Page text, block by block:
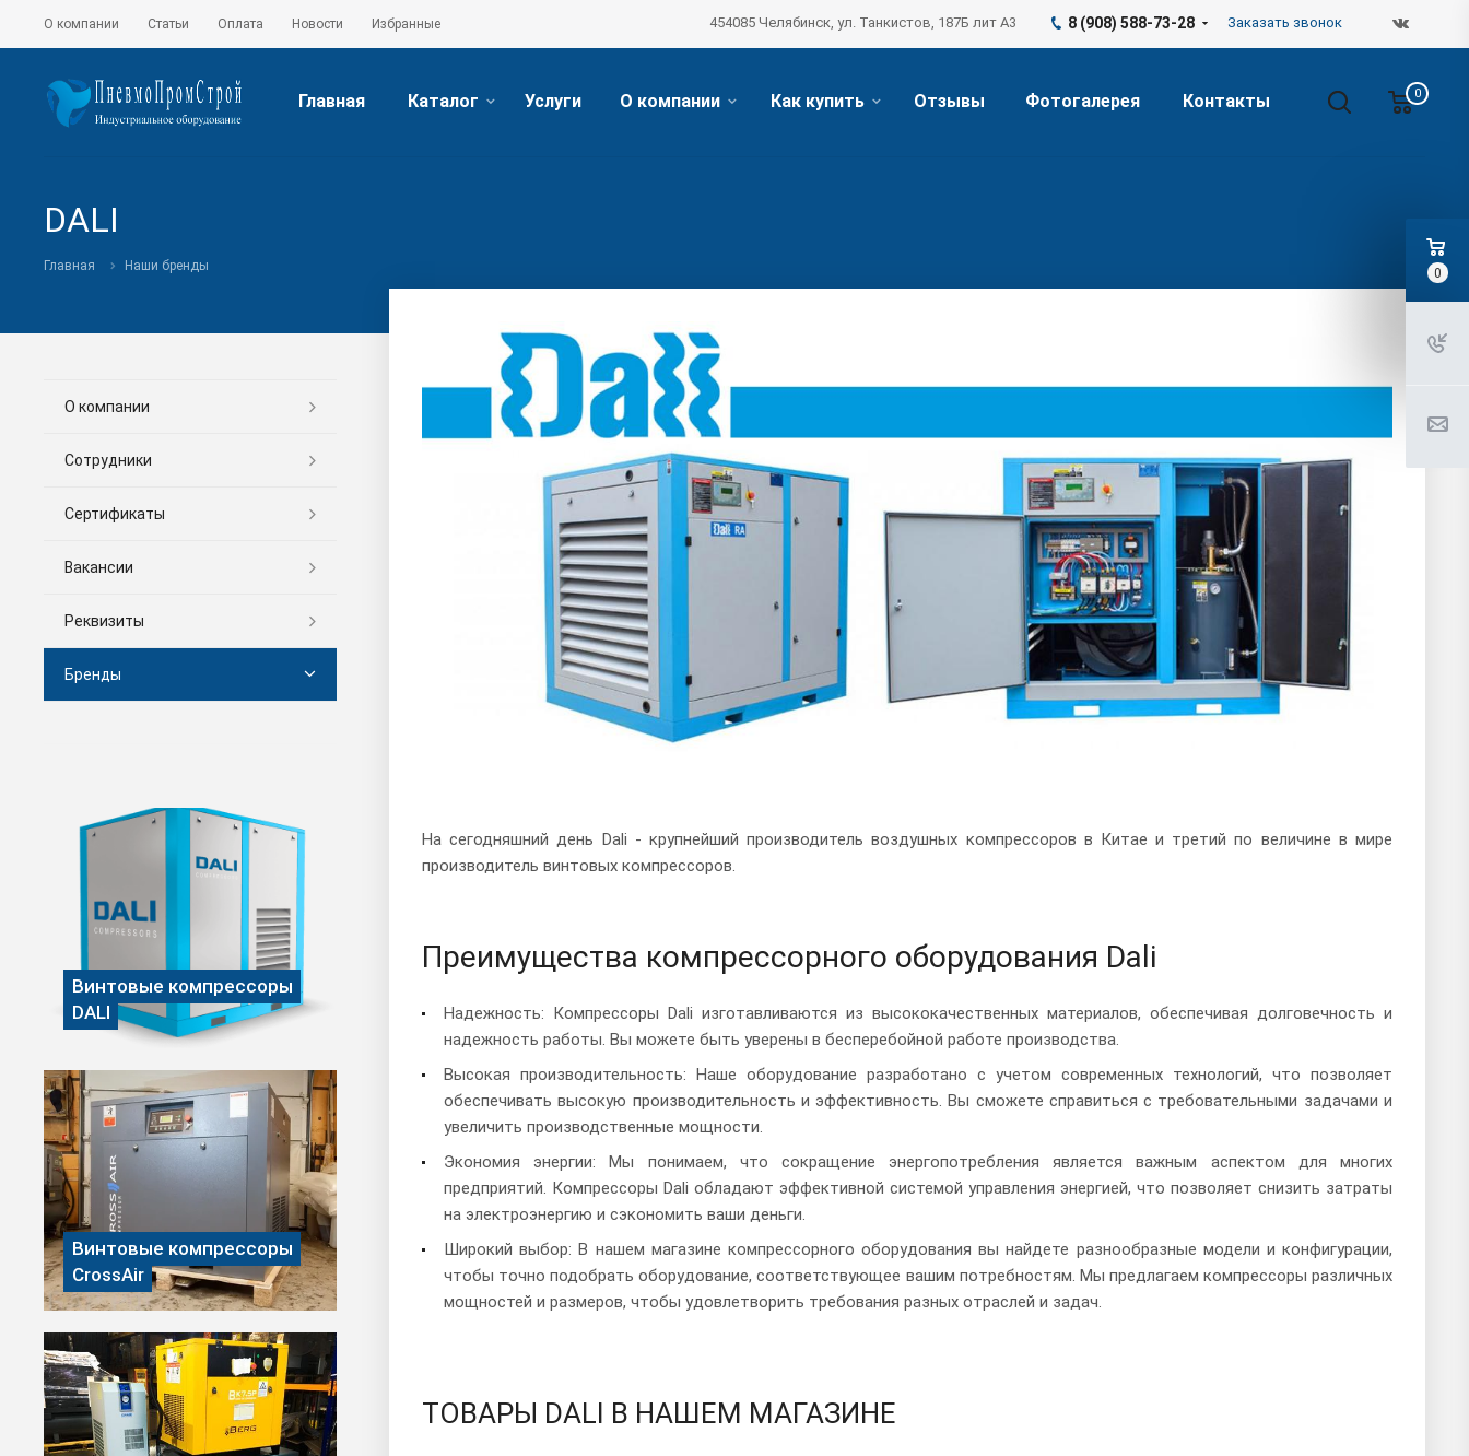
О компании Статьи Оплата Новости Избранные 8 (908) 588-73-28 Заказать звонок
454085 Челябинск, ул. Танкистов, 187Б лит А3
0
Главная Каталог Услуги О компании Как купить Отзывы Фотогалерея Контакты
DALI
Главная Наши бренды
На сегодняшний день Dali - крупнейший производитель воздушных компрессоров в Китае и третий по величине в мире
производитель винтовых компрессоров.
Преимущества компрессорного оборудования Dali
Надежность: Компрессоры Dali изготавливаются из высококачественных материалов, обеспечивая долговечность и
надежность работы. Вы можете быть уверены в бесперебойной работе производства.
Высокая производительность: Наше оборудование разработано с учетом современных технологий, что позволяет
обеспечивать высокую производительность и эффективность. Вы сможете справиться с требовательными задачами и
увеличить производственные мощности.
Экономия энергии: Мы понимаем, что сокращение энергопотребления является важным аспектом для многих
предприятий. Компрессоры Dali обладают эффективной системой управления энергией, что позволяет снизить затраты
на электроэнергию и сэкономить ваши деньги.
Широкий выбор: В нашем магазине компрессорного оборудования вы найдете разнообразные модели и конфигурации,
чтобы точно подобрать оборудование, соответствующее вашим потребностям. Мы предлагаем компрессоры различных
мощностей и размеров, чтобы удовлетворить требования разных отраслей и задач.
ТОВАРЫ DALI В НАШЕМ МАГАЗИНЕ
О компании
Сотрудники
Сертификаты
Вакансии
Реквизиты
Бренды
Винтовые компрессоры
DALI
Винтовые компрессоры
CrossAir
0